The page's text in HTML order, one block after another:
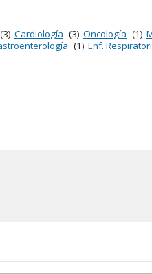
(3) Cardiología (3) Oncología (1)
(1) Enf.